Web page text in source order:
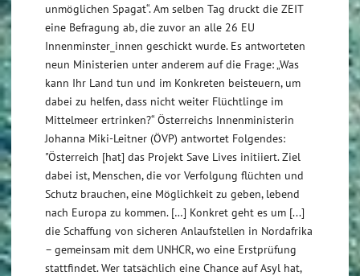
unmöglichen Spagat“. Am selben Tag druckt die ZEIT
eine Befragung ab, die zuvor an alle 26 EU
Innenminster_innen geschickt wurde. Es antworteten
neun Ministerien unter anderem auf die Frage: „Was
kann Ihr Land tun und im Konkreten beisteuern, um
dabei zu helfen, dass nicht weiter Flüchtlinge im
Mittelmeer ertrinken?“ Österreichs Innenministerin
Johanna Miki-Leitner (ÖVP) antwortet Folgendes:
"Österreich [hat] das Projekt Save Lives initiiert. Ziel
dabei ist, Menschen, die vor Verfolgung flüchten und
Schutz brauchen, eine Möglichkeit zu geben, lebend
nach Europa zu kommen. […] Konkret geht es um [...]
die Schaffung von sicheren Anlaufstellen in Nordafrika
– gemeinsam mit dem UNHCR, wo eine Erstprüfung
stattfindet. Wer tatsächlich eine Chance auf Asyl hat,